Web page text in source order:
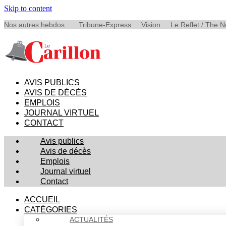
Skip to content
Nos autres hebdos: Tribune-Express Vision Le Reflet / The
AVIS PUBLICS
AVIS DE DÉCÈS
EMPLOIS
JOURNAL VIRTUEL
CONTACT
Avis publics
Avis de décès
Emplois
Journal virtuel
Contact
ACCUEIL
CATÉGORIES
ACTUALITÉS